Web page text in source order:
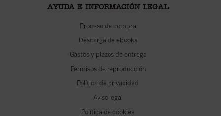
AYUDA E INFORMACIÓN LEGAL
Proceso de compra
Descarga de ebooks
Gastos y plazos de entrega
Permisos de reproducción
Política de privacidad
Aviso legal
Política de cookies